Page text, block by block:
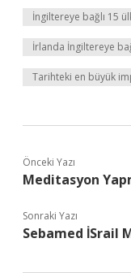
İngiltereye bağlı 15
İrlanda İngiltereye
Tarihteki en büyük
Önceki Yazı
Meditasyon
Sonraki Yazı
Sebamed İSrail